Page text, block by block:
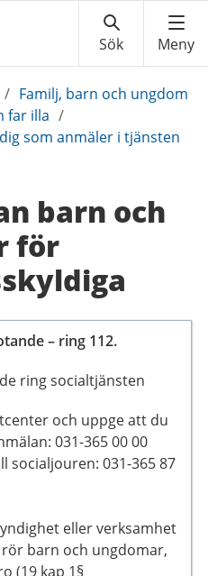
/ Familj, barn och ungdom
far illa /
som anmäler i tjänsten
barn och
för
– ring 112.
ring socialtjänsten
och uppge att du
031-365 00 00
socialjouren: 031-365 87
eller verksamhet
barn och ungdomar,
(19 kap 1§